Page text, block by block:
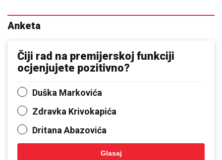
Anketa
Čiji rad na premijerskoj funkciji
ocjenjujete pozitivno?
Duška Markovića
Zdravka Krivokapića
Dritana Abazovića
Glasaj